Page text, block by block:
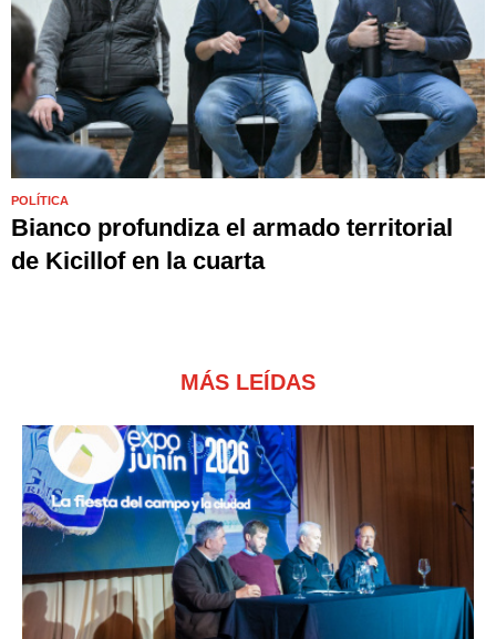
POLÍTICA
Bianco profundiza el armado territorial
de Kicillof en la cuarta
MÁS LEÍDAS